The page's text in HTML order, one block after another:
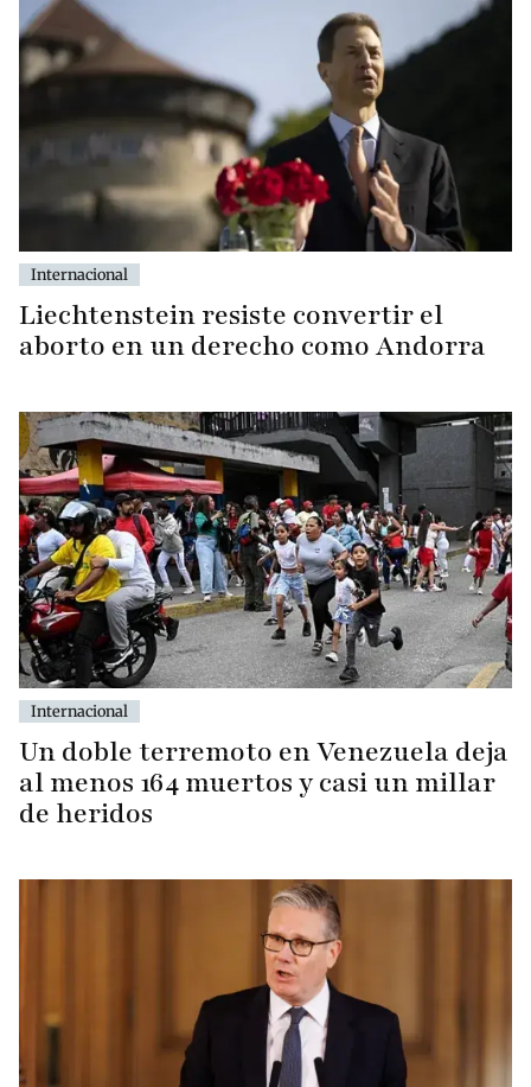
Internacional
Liechtenstein resiste convertir el
aborto en un derecho como Andorra
Internacional
Un doble terremoto en Venezuela deja
al menos 164 muertos y casi un millar
de heridos